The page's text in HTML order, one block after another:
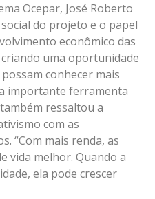
Ocepar, José Roberto
do projeto e o papel
econômico das
uma oportunidade
conhecer mais
importante ferramenta
ressaltou a
com as
“Com mais renda, as
vida melhor. Quando a
ela pode crescer